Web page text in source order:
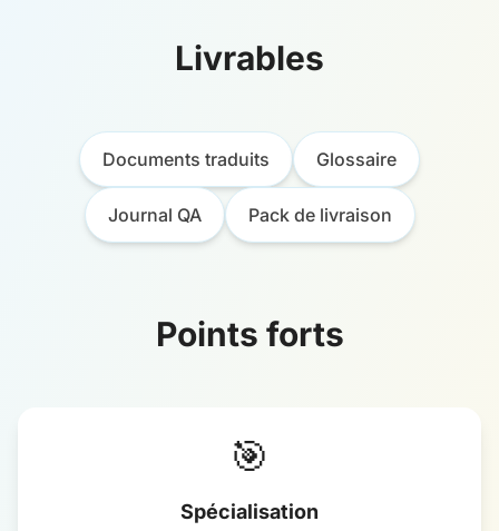
Livrables
Documents traduits Glossaire
Journal QA Pack de livraison
Points forts
🎯
Spécialisation